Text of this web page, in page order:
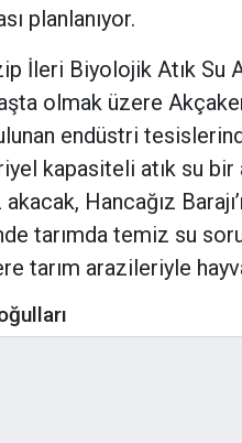
planlanıyor.
İleri Biyolojik Atık Su
olmak üzere
endüstri
kapasiteli atık su bir
Hancağız
tarımda temiz su
tarım arazileriyle